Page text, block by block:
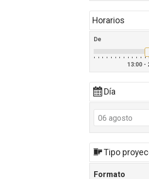
Horarios
De
13:00 -
Día
06 agosto
Tipo
Formato